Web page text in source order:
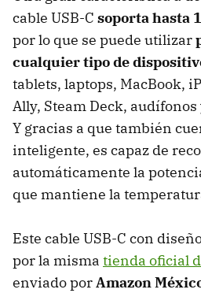
cable USB-C soporta hasta
por lo que se puede utilizar
cualquier tipo de
tablets, laptops, MacBook,
Ally, Steam Deck,
Y gracias a que también
inteligente, es capaz de
automáticamente la
que mantiene la
Este cable USB-C con
por la misma tienda oficial
enviado porAmazon